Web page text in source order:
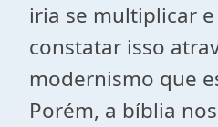
iria se multiplicar
constatar isso
modernismo que
Porém, a bíblia